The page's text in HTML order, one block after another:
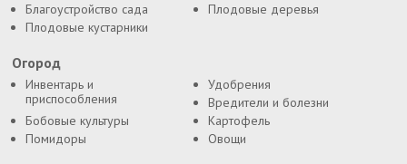
Благоустройство сада
Плодовые деревья
Плодовые кустарники
Огород
Инвентарь и
приспособления
Удобрения
Вредители и болезни
Бобовые культуры
Картофель
Помидоры
Овощи